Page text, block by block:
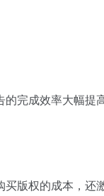
完成效率大幅提
版权的成本，还